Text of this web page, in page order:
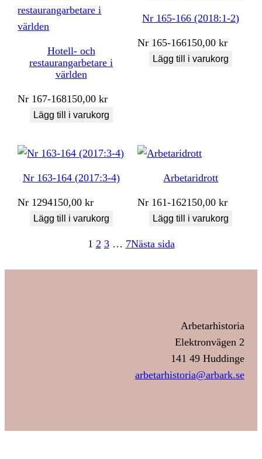
Hotell- och
restaurangarbetare i
världen
Nr 167-168150,00kr
Lägg till i varukorg
Nr 165-166 (2018:1-2)
Nr 165-166150,00kr
Lägg till i varukorg
Nr 163-164 (2017:3-4)
Nr 1294150,00kr
Lägg till i varukorg
Arbetaridrott
Nr 161-162150,00kr
Lägg till i varukorg
1 2 3 … 7Nästa sida
Arbetarhistoria
Elektronvägen 2
141 49 Huddinge
arbetarhistoria@arbark.se